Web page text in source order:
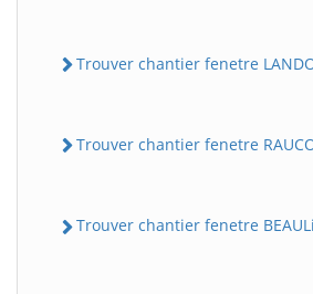
Trouver chantier fenetre
Trouver chantier fenetre
Trouver chantier fenetre